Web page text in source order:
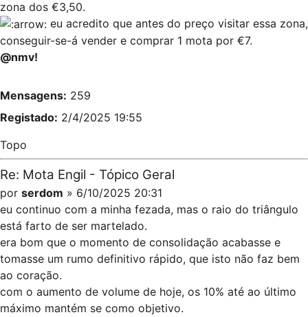
zona dos €3,50.
eu acredito que antes do preço visitar essa zona,
conseguir-se-á vender e comprar 1 mota por €7.
@nmv!
Mensagens: 259
Registado: 2/4/2025 19:55
Topo
Re: Mota Engil - Tópico Geral
por serdom » 6/10/2025 20:31
eu continuo com a minha fezada, mas o raio do triângulo
está farto de ser martelado.
era bom que o momento de consolidação acabasse e
tomasse um rumo definitivo rápido, que isto não faz bem
ao coração.
com o aumento de volume de hoje, os 10% até ao último
máximo mantém se como objetivo.